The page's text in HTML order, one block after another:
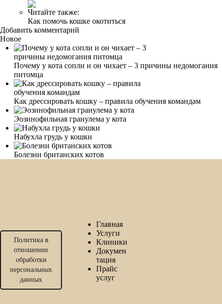
Читайте также:
Как помочь кошке окотиться
Добавить комментарий
Новое
Почему у кота сопли и он чихает – 3 причины недомогания
питомца
Как дрессировать кошку – правила обучения командам
Эозинофильная гранулема у кота
Набухла грудь у кошки
Болезни британских котов
Политика в
отношении
обработки
персональных
данных
Главная
Услуги
Клиники
Докумен
тация
Прайс
услуг